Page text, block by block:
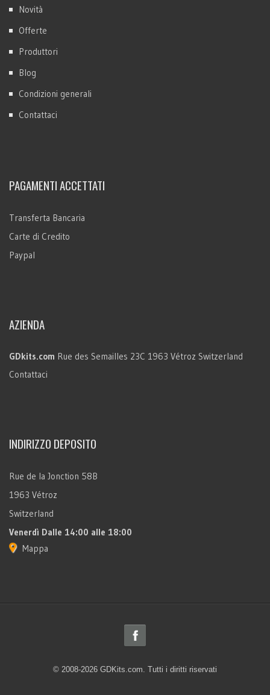
Novità
Offerte
Produttori
Blog
Condizioni generali
Contattaci
PAGAMENTI ACCETTATI
Transferta Bancaria
Carte di Credito
Paypal
AZIENDA
GDkits.com Rue des Semailles 23C 1963 Vétroz Switzerland
Contattaci
INDIRIZZO DEPOSITO
Rue de la Jonction 58B
1963 Vétroz
Switzerland
Venerdì Dalle 14:00 alle 18:00
Mappa
© 2008-2026 GDKits.com. Tutti i diritti riservati